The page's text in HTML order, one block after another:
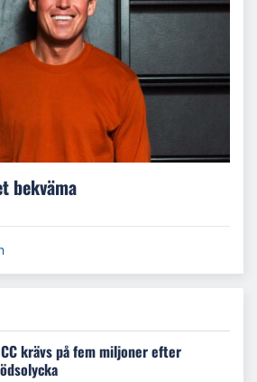
bekväma
krävs på fem miljoner efter